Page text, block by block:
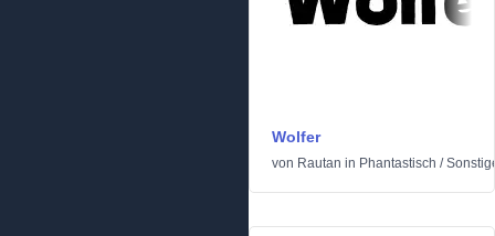
Wolfer
von Rautan in Phantastisch /